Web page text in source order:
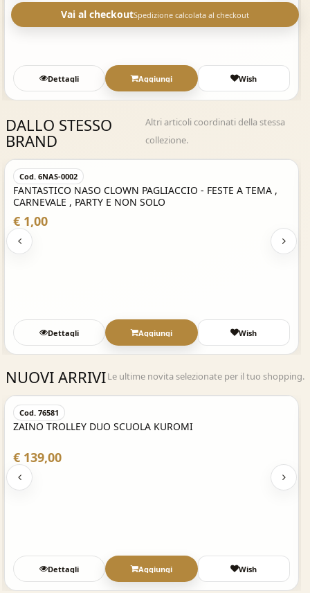
Vai al checkoutSpedizione calcolata al checkout
Dettagli Aggiungi Wish
DALLO STESSO
BRAND
Altri articoli coordinati della stessa
collezione.
Acquisto Veloce
Cod. 6NAS-0002
FANTASTICO NASO CLOWN PAGLIACCIO - FESTE A TEMA ,
CARNEVALE , PARTY E NON SOLO
€ 1,00
Dettagli Aggiungi Wish
NUOVI ARRIVILe ultime novita selezionate per il tuo shopping.
Acquisto Veloce
Cod. 76581
ZAINO TROLLEY DUO SCUOLA KUROMI
€ 139,00
Dettagli Aggiungi Wish